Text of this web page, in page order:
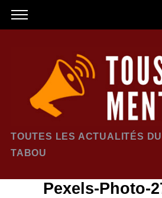
TOUTES LES ACTUALITÉS
TABOU
Pexels-Photo-